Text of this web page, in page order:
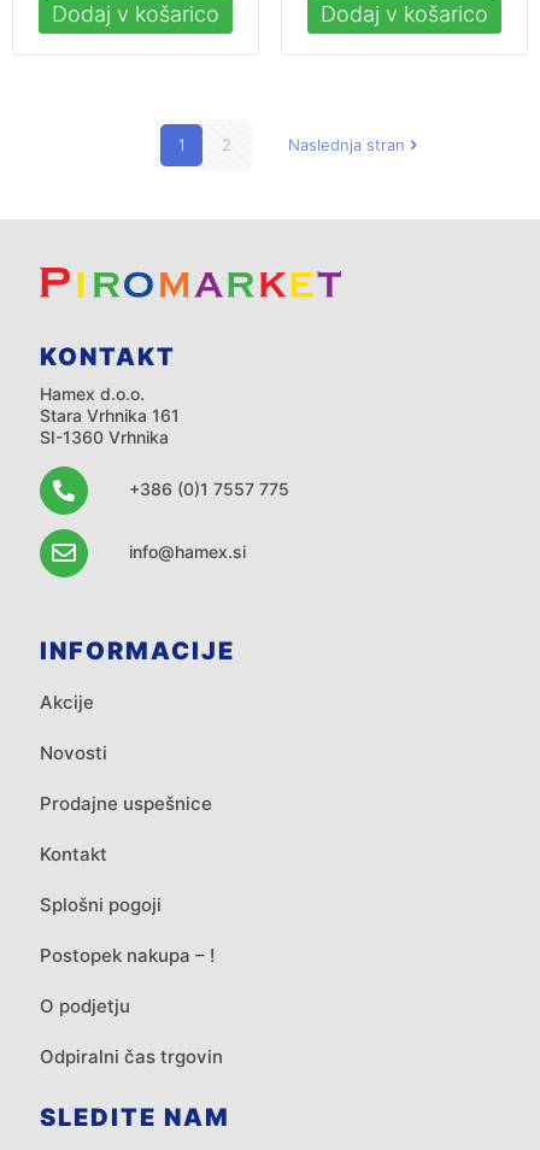
Dodaj v košarico
Dodaj v košarico
1 2 Naslednja stran
KONTAKT
Hamex d.o.o.
Stara Vrhnika 161
SI-1360 Vrhnika
+386 (0)1 7557 775
info@hamex.si
INFORMACIJE
Akcije
Novosti
Prodajne uspešnice
Kontakt
Splošni pogoji
Postopek nakupa – !
O podjetju
Odpiralni čas trgovin
SLEDITE NAM